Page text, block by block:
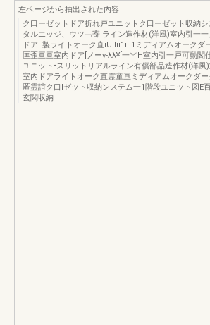
左ページから抽出された内容
ク口ーゼットドア折れ戸ユニットク口ーゼット収納シ
タルエッジ、ウツ﹁寄lライン造作材(洋風)室内引一一
ドアE製ライトオーク直iUilii1ill1ミディアムオークダ
匡歪亘亘室内ドア[ノーv-λλ¥[一︾H室内引一戸可動閣
ユニット•スリットリアルライン有償部品造作材(洋風
室内ドアライトオーク直霊童亘ミディアムオークダー
匿霊誼ク口lゼット収納ンステム一1階段ユニット図E
玄関収納